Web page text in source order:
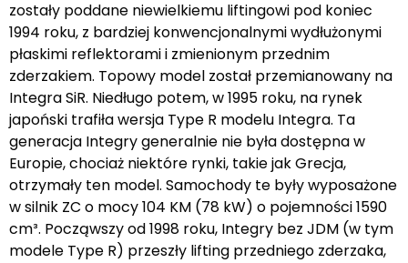
zostały poddane niewielkiemu liftingowi pod koniec
1994 roku, z bardziej konwencjonalnymi wydłużonymi
płaskimi reflektorami i zmienionym przednim
zderzakiem. Topowy model został przemianowany na
Integra SiR. Niedługo potem, w 1995 roku, na rynek
japoński trafiła wersja Type R modelu Integra. Ta
generacja Integry generalnie nie była dostępna w
Europie, chociaż niektóre rynki, takie jak Grecja,
otrzymały ten model. Samochody te były wyposażone
w silnik ZC o mocy 104 KM (78 kW) o pojemności 1590
cm³. Począwszy od 1998 roku, Integry bez JDM (w tym
modele Type R) przeszły lifting przedniego zderzaka,